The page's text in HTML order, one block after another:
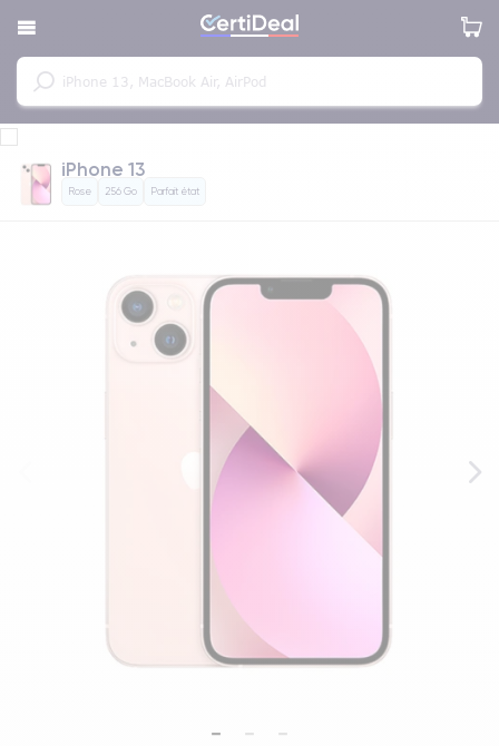
iPhone 13
Rose 256 Go Parfait état